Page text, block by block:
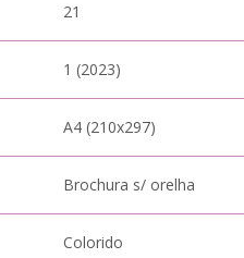
21
1 (2023)
A4 (210x297)
Brochura s/ orelha
Colorido